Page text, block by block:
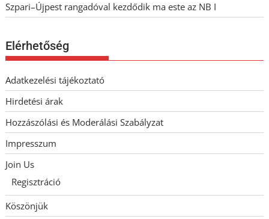
Szpari–Újpest rangadóval kezdődik ma este az NB I
Elérhetőség
Adatkezelési tájékoztató
Hirdetési árak
Hozzászólási és Moderálási Szabályzat
Impresszum
Join Us
Regisztráció
Köszönjük